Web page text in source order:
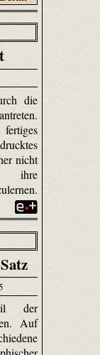
die
nicht
ihre
der
Auf